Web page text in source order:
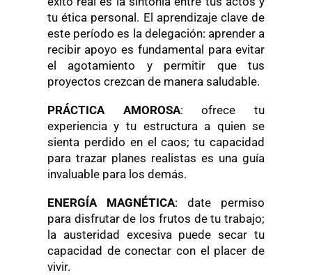
tu ética personal. El aprendizaje clave de
este período es la delegación: aprender a
recibir apoyo es fundamental para evitar
el agotamiento y permitir que tus
proyectos crezcan de manera saludable.
PRÁCTICA AMOROSA: ofrece tu
experiencia y tu estructura a quien se
sienta perdido en el caos; tu capacidad
para trazar planes realistas es una guía
invaluable para los demás.
ENERGÍA MAGNÉTICA: date permiso
para disfrutar de los frutos de tu trabajo;
la austeridad excesiva puede secar tu
capacidad de conectar con el placer de
vivir.